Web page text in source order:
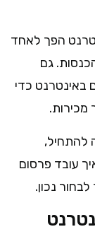
הפך לאחד
גם
באינטרנט כדי
מכירות.
להתחיל,
עובד פרסום
נכון.